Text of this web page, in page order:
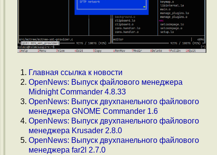
Главная ссылка к новости
OpenNews: Выпуск файлового менеджера
Midnight Commander 4.8.33
OpenNews: Выпуск двухпанельного файлового
менеджера GNOME Commander 1.6
OpenNews: Выпуск двухпанельного файлового
менеджера Krusader 2.8.0
OpenNews: Выпуск двухпанельного файлового
менеджера far2l 2.7.0